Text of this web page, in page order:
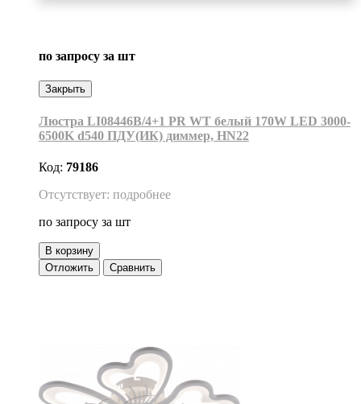
по запросу за шт
Закрыть
Люстра LI08446B/4+1 PR WT белый 170W LED 3000-
6500K d540 ПДУ(ИК) диммер, HN22
Код: 79186
Отсутствует: подробнее
по запросу за шт
В корзину
Отложить
Сравнить